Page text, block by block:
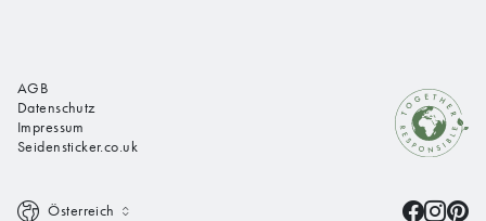
AGB
Datenschutz
Impressum
Seidensticker.co.uk
Österreich